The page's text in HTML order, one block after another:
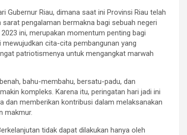
Gubernur Riau, dimana saat ini Provinsi Riau telah
pengalaman bermakna bagi sebuah negeri
ini, merupakan momentum penting bagi
cita-cita pembangunan yang
patriotismenya untuk mengangkat marwah
bahu-membahu, bersatu-padu, dan
kompleks. Karena itu, peringatan hari jadi ini
dan memberikan kontribusi dalam melaksanakan
makmur.
tidak dapat dilakukan hanya oleh